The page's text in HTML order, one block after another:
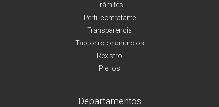
Trámites
Perfil contratante
Transparencia
Taboleiro de anuncios
Rexistro
Plenos
Departamentos